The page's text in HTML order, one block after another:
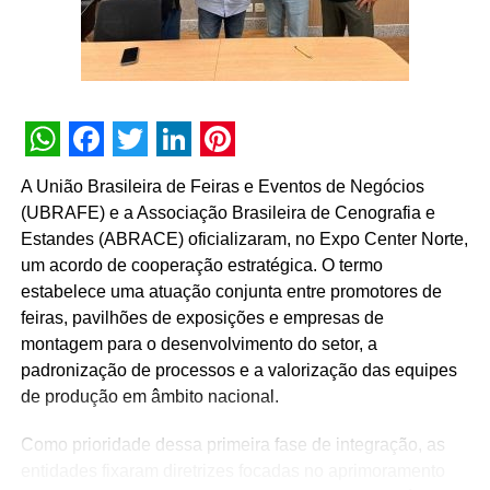
potencial enorme no conteúdo. A partir daí, selecionamos
uma equipe majoritariamente feminina para somar nessa
produção. Estamos muito felizes com esse trabalho e,
TÓPICOS RELACIONADOS: DESTAQUE
A SEGUIR
Em constante movimento, Centro de Convenções
Rebouças reformula sua identidade
NÃO PERCA
Colorgin apoia intervenção artística na Galeria
Pagé
WhatsApp
Facebook
Twitter
LinkedIn
Pinterest
A União Brasileira de Feiras e Eventos de Negócios
(UBRAFE) e a Associação Brasileira de Cenografia e
Estandes (ABRACE) oficializaram, no Expo Center Norte,
um acordo de cooperação estratégica. O termo
estabelece uma atuação conjunta entre promotores de
feiras, pavilhões de exposições e empresas de
montagem para o desenvolvimento do setor, a
padronização de processos e a valorização das equipes
de produção em âmbito nacional.
Como prioridade dessa primeira fase de integração, as